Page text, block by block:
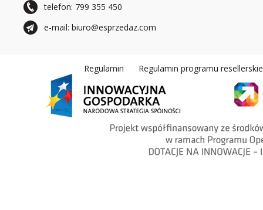
telefon: 799 355 450
e-mail: biuro@esprzedaz.com
Regulamin Regulamin programu